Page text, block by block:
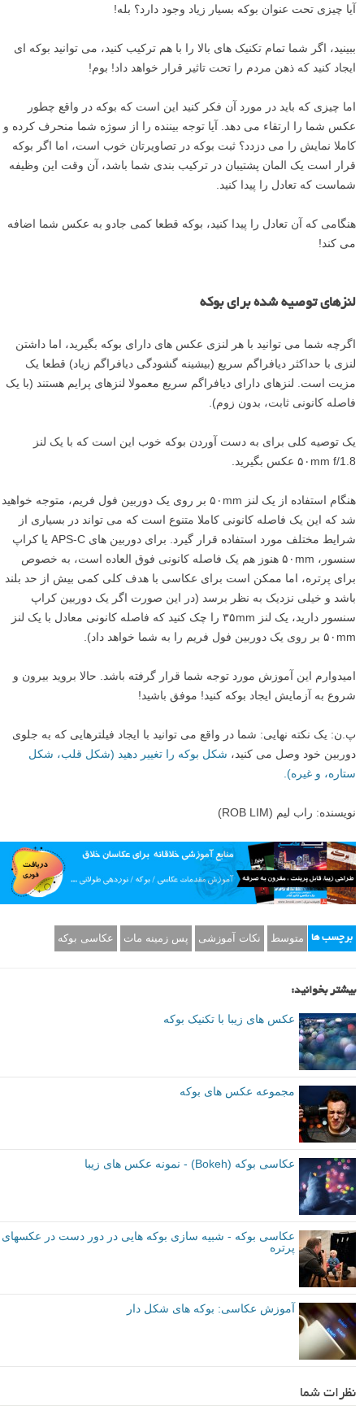
آیا چیزی تحت عنوان بوکه بسیار زیاد وجود دارد؟ بله!
ببینید، اگر شما تمام تکنیک های بالا را با هم ترکیب کنید، می توانید بوکه ای
ایجاد کنید که ذهن مردم را تحت تاثیر قرار خواهد داد! بوم!
اما چیزی که باید در مورد آن فکر کنید این است که بوکه در واقع چطور
عکس شما را ارتقاء می دهد. آیا توجه بیننده را از سوژه شما منحرف کرده و
کاملا نمایش را می دزدد؟ ثبت بوکه در تصاویرتان خوب است، اما اگر بوکه
قرار است یک المان پشتیبان در ترکیب بندی شما باشد، آن وقت این وظیفه
شماست که تعادل را پیدا کنید.
هنگامی که آن تعادل را پیدا کنید، بوکه قطعا کمی جادو به عکس شما اضافه
می کند!
لنزهای توصیه شده برای بوکه
اگرچه شما می توانید با هر لنزی عکس های دارای بوکه بگیرید، اما داشتن
لنزی با حداکثر دیافراگم سریع (بیشینه گشودگی دیافراگم زیاد) قطعا یک
مزیت است. لنزهای دارای دیافراگم سریع معمولا لنزهای پرایم هستند (با یک
فاصله کانونی ثابت، بدون زوم).
یک توصیه کلی برای به دست آوردن بوکه خوب این است که با یک لنز
۵۰mm f/1.8 عکس بگیرید.
هنگام استفاده از یک لنز ۵۰mm بر روی یک دوربین فول فریم، متوجه خواهید
شد که این یک فاصله کانونی کاملا متنوع است که می تواند در بسیاری از
شرایط مختلف مورد استفاده قرار گیرد. برای دوربین های APS-C یا کراپ
سنسور، ۵۰mm هنوز هم یک فاصله کانونی فوق العاده است، به خصوص
برای پرتره، اما ممکن است برای عکاسی با هدف کلی کمی بیش از حد بلند
باشد و خیلی نزدیک به نظر برسد (در این صورت اگر یک دوربین کراپ
سنسور دارید، یک لنز ۳۵mm را چک کنید که فاصله کانونی معادل با یک لنز
۵۰mm بر روی یک دوربین فول فریم را به شما خواهد داد).
امیدوارم این آموزش مورد توجه شما قرار گرفته باشد. حالا بروید بیرون و
شروع به آزمایش ایجاد بوکه کنید! موفق باشید!
پ.ن: یک نکته نهایی: شما در واقع می توانید با ایجاد فیلترهایی که به جلوی
دوربین خود وصل می کنید، شکل بوکه را تغییر دهید (شکل قلب، شکل
ستاره، و غیره).
نویسنده: راب لیم (ROB LIM)
برچسب ها متوسط نکات آموزشی پس زمینه مات عکاسی بوکه
بیشتر بخوانید:
عکس های زیبا با تکنیک بوکه
مجموعه عکس های بوکه
عکاسی بوکه (Bokeh) - نمونه عکس های زیبا
عکاسی بوکه - شبیه سازی بوکه هایی در دور دست در عکسهای
پرتره
آموزش عکاسی: بوکه های شکل دار
نظرات شما